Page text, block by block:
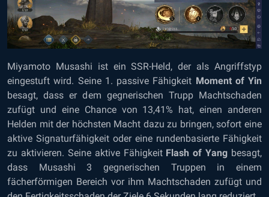
Miyamoto Musashi ist ein SSR-Held, der als Angriffstyp
eingestuft wird. Seine 1. passive Fähigkeit Moment of Yin
besagt, dass er dem gegnerischen Trupp Machtschaden
zufügt und eine Chance von 13,41% hat, einen anderen
Helden mit der höchsten Macht dazu zu bringen, sofort eine
aktive Signaturfähigkeit oder eine rundenbasierte Fähigkeit
zu aktivieren. Seine aktive Fähigkeit Flash of Yang besagt,
dass Musashi 3 gegnerischen Truppen in einem
fächerförmigen Bereich vor ihm Machtschaden zufügt und